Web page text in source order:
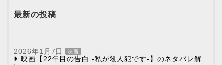
最新の投稿
2026年1月7日 映画
映画【22年目の告白 -私が殺人犯です-】のネタバレ解